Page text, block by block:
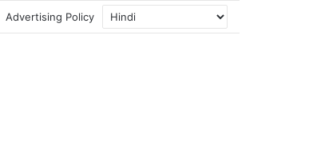
Advertising Policy